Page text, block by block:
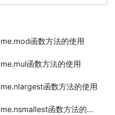
函数方法的使用
函数方法的使用
函数方法的使用
Python pandas.DataFrame.nsmallest函数方法的使用